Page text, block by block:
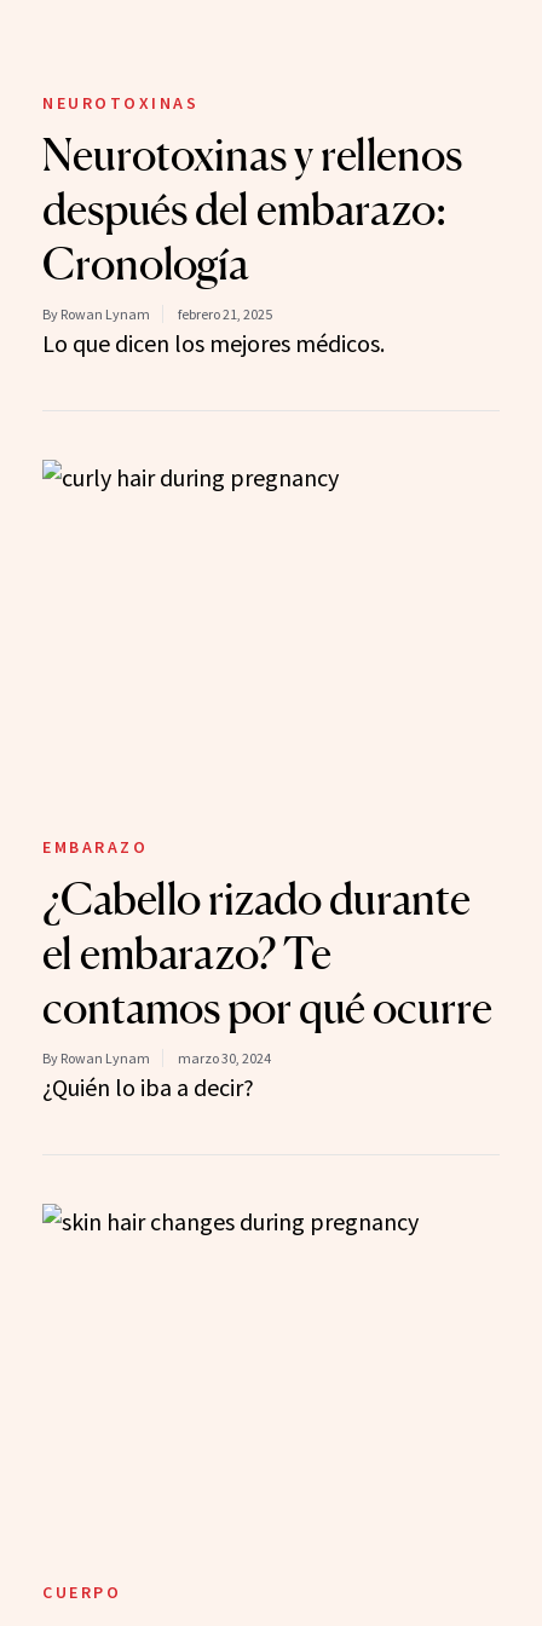
NEUROTOXINAS
Neurotoxinas y rellenos
después del embarazo:
Cronología
By Rowan Lynam febrero 21, 2025
Lo que dicen los mejores médicos.
EMBARAZO
¿Cabello rizado durante
el embarazo? Te
contamos por qué ocurre
By Rowan Lynam marzo 30, 2024
¿Quién lo iba a decir?
CUERPO